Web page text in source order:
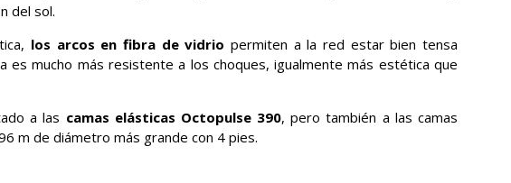
del sol.
los arcos en fibra de vidrio permiten a la red estar bien tensa
es mucho más resistente a los choques, igualmente más estética que
a las camas elásticas Octopulse 390, pero también a las camas
m de diámetro más grande con 4 pies.